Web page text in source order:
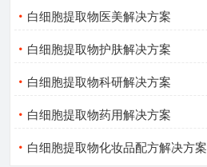
白细胞提取物医美解决方案
白细胞提取物护肤解决方案
白细胞提取物科研解决方案
白细胞提取物药用解决方案
白细胞提取物化妆品配方解决方案